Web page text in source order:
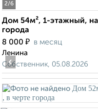
2/6
Дом 54м², 1-этажный,
города
8 000 ₽ в месяц
Ленина
Собственник, 05.08.2026
‹